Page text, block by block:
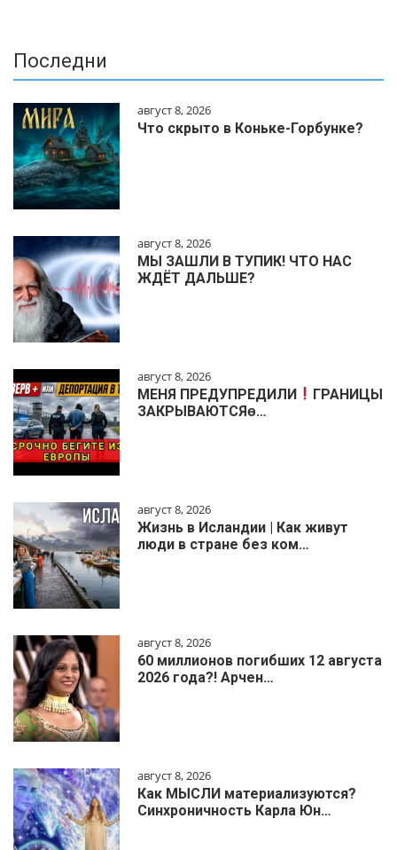
Последни
август 8, 2026
Что скрыто в Коньке-Горбунке?
август 8, 2026
МЫ ЗАШЛИ В ТУПИК! ЧТО НАС
ЖДЁТ ДАЛЬШЕ?
август 8, 2026
МЕНЯ ПРЕДУПРЕДИЛИ
ГРАНИЦЫ
ЗАКРЫВАЮТСЯɵ…
август 8, 2026
Жизнь в Исландии | Как живут
люди в стране без ком…
август 8, 2026
60 миллионов погибших 12 августа
2026 года?! Арчен…
август 8, 2026
Как МЫСЛИ материализуются?
Синхроничность Карла Юн…